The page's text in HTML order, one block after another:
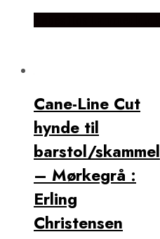
Cane-Line Cut
hynde til
barstol/skammel
– Mørkegrå :
Erling
Christensen